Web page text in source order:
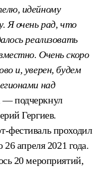
идейному
Я очень рад, что
реализовать
Очень скоро
и, уверен, будем
над
— подчеркнул
Гергиев.
фестиваль проходил
апреля 2021 года.
20 мероприятий,